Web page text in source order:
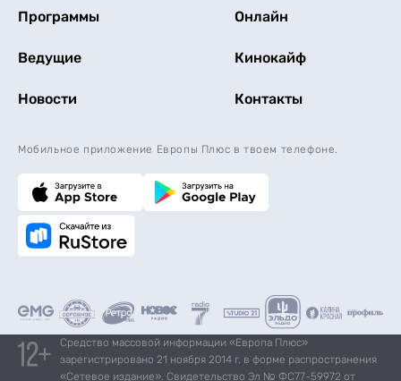
Программы Онлайн
Ведущие Кинокайф
Новости Контакты
Мобильное приложение Европы Плюс в твоем телефоне.
Средство массовой информации «Европа Плюс»
зарегистрировано 21 ноября 2014 г. в форме распространения
«Сетевое издание». Свидетельство Эл № ФС77-59972 от